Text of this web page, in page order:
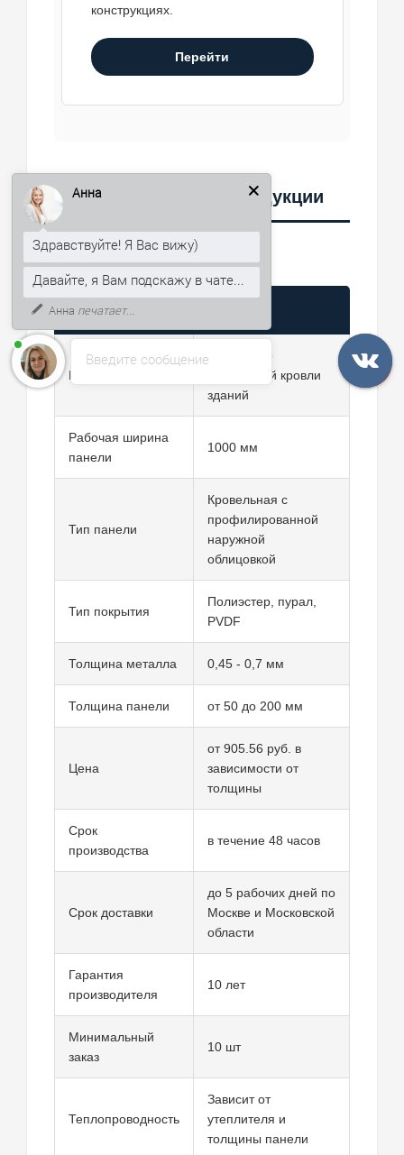
конструкциях.
Перейти
Характеристики продукции
Параметр
Назначение
Устройство
утеплённой кровли
зданий
Рабочая ширина
панели
1000 мм
Тип панели
Кровельная с
профилированной
наружной
облицовкой
Тип покрытия
Полиэстер, пурал,
PVDF
Толщина металла 0,45 - 0,7 мм
Толщина панели от 50 до 200 мм
Цена
от 905.56 руб. в
зависимости от
толщины
Срок
производства
в течение 48 часов
Срок доставки
до 5 рабочих дней по
Москве и Московской
области
Гарантия
производителя
10 лет
Минимальный
заказ
10 шт
Теплопроводность
Зависит от
утеплителя и
толщины панели
Введите сообщение
Здравствуйте! Я Вас вижу)
Давайте, я Вам подскажу в чате...
К тому же, могу рассказать, как
получить скидку 5% на первый
заказ.